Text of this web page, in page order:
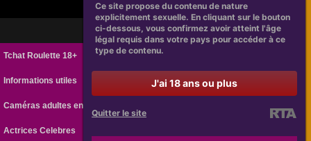
Tchat Roulette 18+
Informations utiles
Caméras adultes en ligne
Actrices Celebres
Ce site propose du contenu de nature
explicitement sexuelle. En cliquant sur le bouton
ci-dessous, vous confirmez avoir atteint l'âge
légal requis dans votre pays pour accéder à ce
type de contenu.
J'ai 18 ans ou plus
Quitter le site